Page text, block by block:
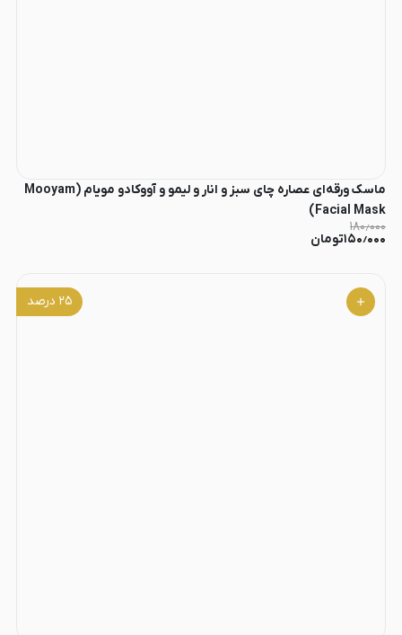
ماسک ورقه‌ای عصاره چای سبز و انار و لیمو و آووکادو مویام (Mooyam
Facial Mask)
۱۸۰٫۰۰۰
۱۵۰٫۰۰۰تومان
۲۵ درصد